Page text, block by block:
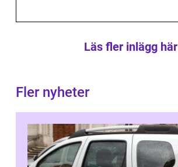
Läs fler inlägg här
Fler nyheter